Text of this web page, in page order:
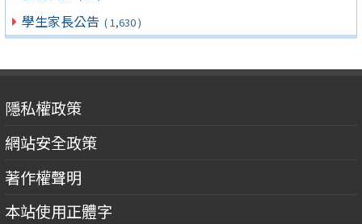
學生家長公告 ( 1,630 )
隱私權政策
網站安全政策
著作權聲明
本站使用正體字